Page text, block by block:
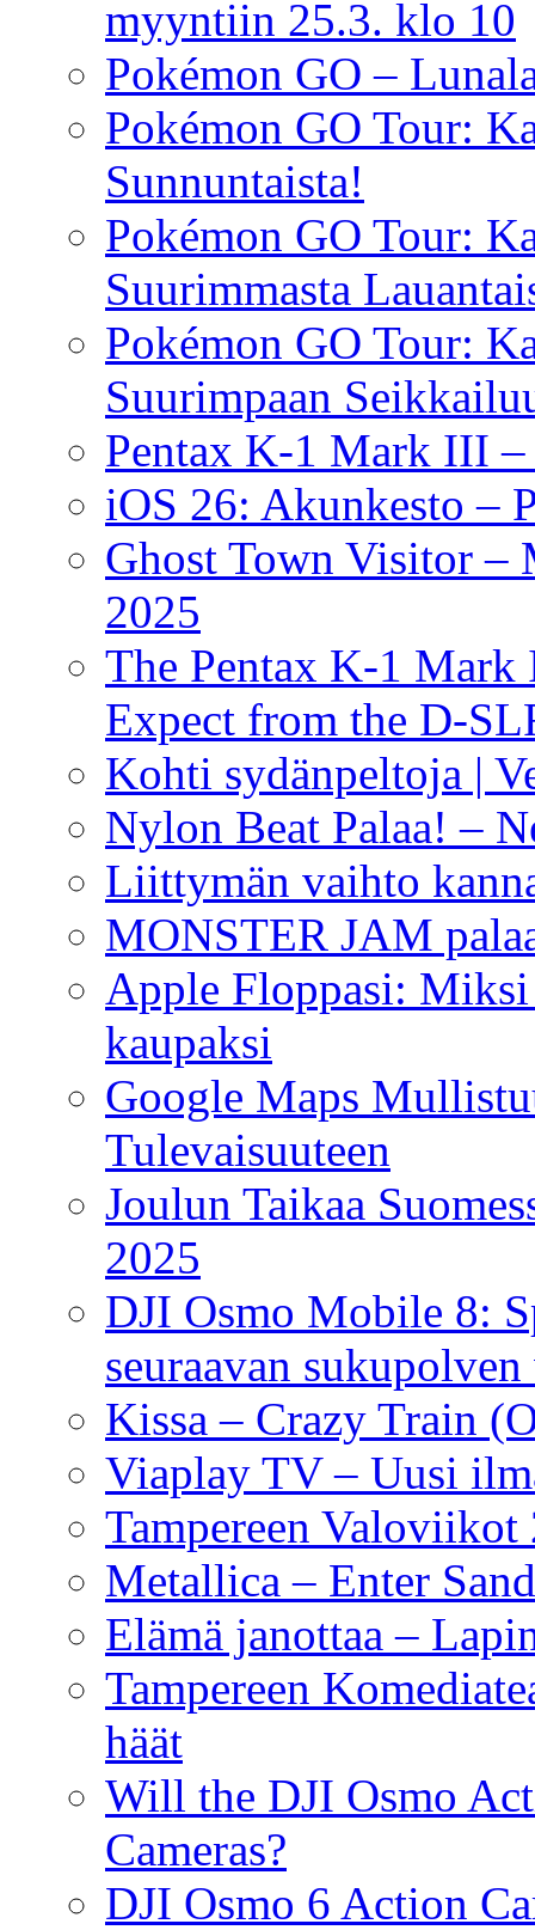
myyntiin 25.3. klo 10
Pokémon GO –
Pokémon GO Tour:
Sunnuntaista!
Pokémon GO Tour:
Suurimmasta
Pokémon GO Tour:
Suurimpaan
Pentax K-1 Mark III
iOS 26: Akunkesto –
Ghost Town Visitor –
2025
The Pentax K-1
Expect from the D-
Kohti sydänpeltoja |
Nylon Beat Palaa! –
Liittymän vaihto
MONSTER JAM
Apple Floppasi:
kaupaksi
Google Maps
Tulevaisuuteen
Joulun Taikaa
2025
DJI Osmo Mobile 8:
seuraavan sukupolven
Kissa – Crazy Train
Viaplay TV – Uusi
Tampereen
Metallica – Enter
Elämä janottaa –
Tampereen
häät
Will the DJI Osmo
Cameras?
DJI Osmo 6 Action